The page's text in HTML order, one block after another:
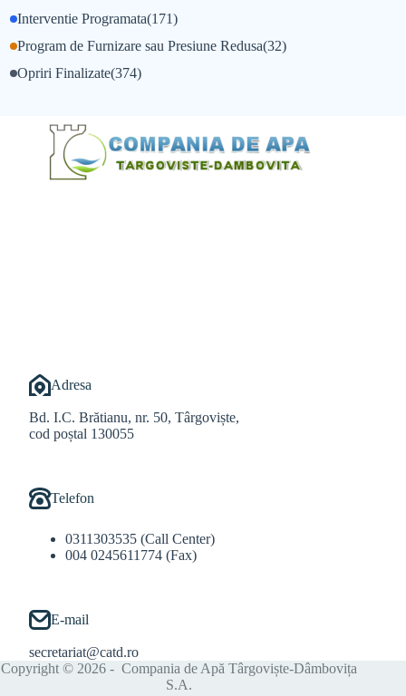
Interventie Programata(171)
Opriri Finalizate(374)
Program de Furnizare sau Presiune Redusa(32)
Adresa
Bd. I.C. Brătianu, nr. 50, Târgoviște,
cod poștal 130055
Telefon
0311303535 (Call Center)
004 0245611774 (Fax)
E-mail
secretariat@catd.ro
Copyright © 2026 - Compania de Apă Târgoviște-Dâmbovița
S.A.